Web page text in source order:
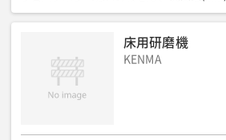
質量(kg): ー
床用研磨機
KENMA